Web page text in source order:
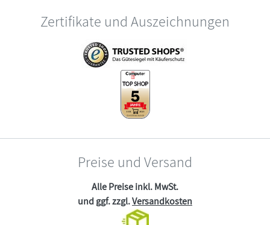
Zertifikate und Auszeichnungen
Preise und Versand
Alle Preise inkl. MwSt.
und ggf. zzgl.Versandkosten